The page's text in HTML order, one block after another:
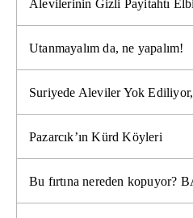
Alevilerinin Gizli Payitahtı
Utanmayalım da, ne yapalım!
Suriyede Aleviler Yok
Pazarcık’ın Kürd Köyleri
Bu fırtına nereden kopuyor?